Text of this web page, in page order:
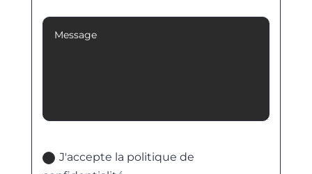
J'accepte la politique de